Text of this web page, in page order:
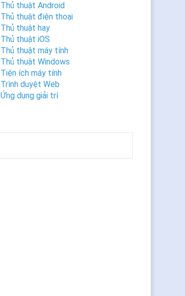
Thủ thuật Android
Thủ thuật điện thoại
Thủ thuật hay
Thủ thuật iOS
Thủ thuật máy tính
Thủ thuật Windows
Tiện ích máy tính
Trình duyệt Web
Ứng dụng giải trí